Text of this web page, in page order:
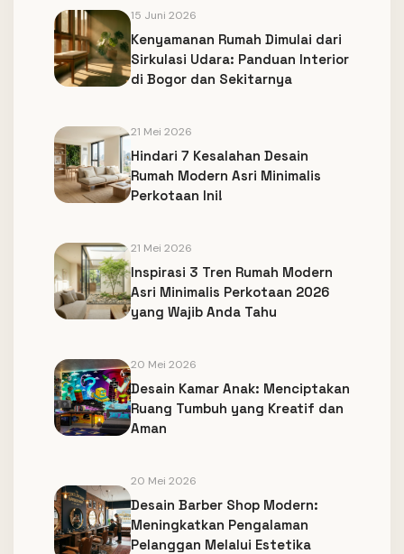
15 Juni 2026
Kenyamanan Rumah Dimulai dari
Sirkulasi Udara: Panduan Interior
di Bogor dan Sekitarnya
21 Mei 2026
Hindari 7 Kesalahan Desain
Rumah Modern Asri Minimalis
Perkotaan Ini!
21 Mei 2026
Inspirasi 3 Tren Rumah Modern
Asri Minimalis Perkotaan 2026
yang Wajib Anda Tahu
20 Mei 2026
Desain Kamar Anak: Menciptakan
Ruang Tumbuh yang Kreatif dan
Aman
20 Mei 2026
Desain Barber Shop Modern:
Meningkatkan Pengalaman
Pelanggan Melalui Estetika